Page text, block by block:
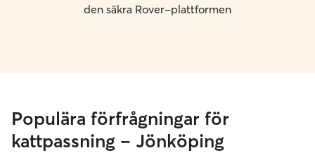
den säkra Rover-plattformen
Populära förfrågningar för
kattpassning – Jönköping